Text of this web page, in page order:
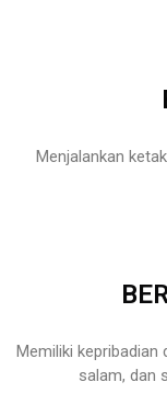
Menjalankan
Memiliki kepribadian
salam, dan